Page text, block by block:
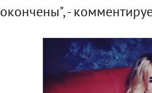
окончены", -